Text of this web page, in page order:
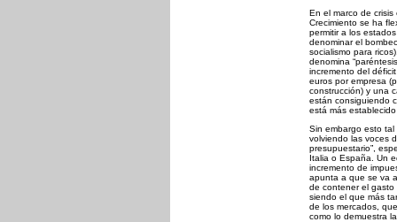
En el marco de
Crecimiento se ha
permitir a los
denominar el
socialismo para
denomina
incremento del
euros por empresa
construcción) y una
están consiguiendo
está más establecido
Sin embargo esto
volviendo las voces
presupuestario”,
Italia o España. Un
incremento de
apunta a que se va
de contener el gasto
siendo el que más
de los mercados,
como lo demuestra